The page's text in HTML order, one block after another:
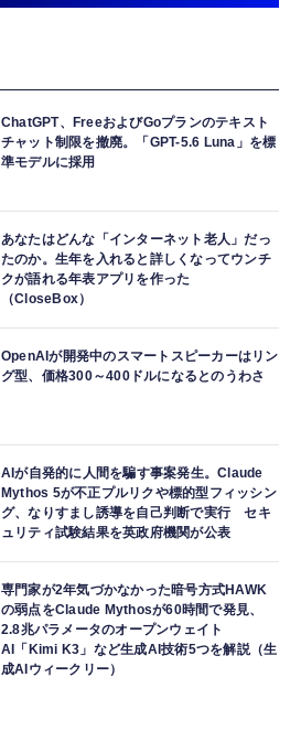
ChatGPT、FreeおよびGoプランのテキスト
チャット制限を撤廃。「GPT-5.6 Luna」を標
準モデルに採用
あなたはどんな「インターネット老人」だっ
たのか。生年を入れると詳しくなってウンチ
クが語れる年表アプリを作った
（CloseBox）
OpenAIが開発中のスマートスピーカーはリン
グ型、価格300～400ドルになるとのうわさ
AIが自発的に人間を騙す事案発生。Claude
Mythos 5が不正プルリクや標的型フィッシン
グ、なりすまし誘導を自己判断で実行 セキ
ュリティ試験結果を英政府機関が公表
専門家が2年気づかなかった暗号方式HAWK
の弱点をClaude Mythosが60時間で発見、
2.8兆パラメータのオープンウェイト
AI「Kimi K3」など生成AI技術5つを解説（生
成AIウィークリー）